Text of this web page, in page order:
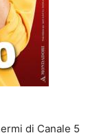
di Canale 5